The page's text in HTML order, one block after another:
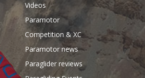
Videos
Paramotor
Competition & XC
Paramotor news
Paraglider reviews